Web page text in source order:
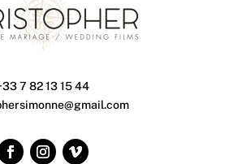
7 82 13 15 44